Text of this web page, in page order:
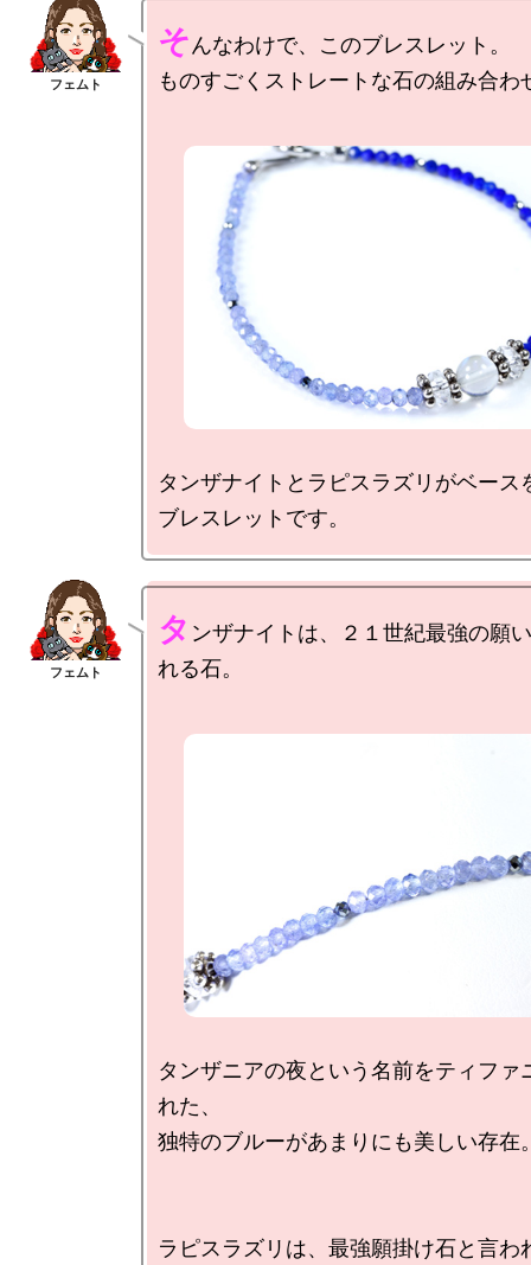
そんなわけで、このブレスレット。
タンザナイトとラピスラズリがベース
タ ンザナイトは、２１世紀最強の願
タンザニアの夜という名前をティファ
れた、
独特のブルーがあまりにも美しい存在
ラピスラズリは、最強願掛け石と言わ